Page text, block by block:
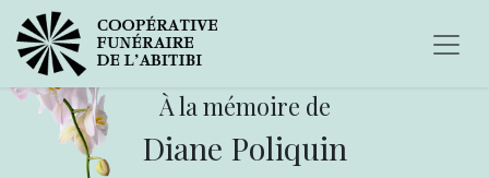
À la mémoire de
Diane Poliquin